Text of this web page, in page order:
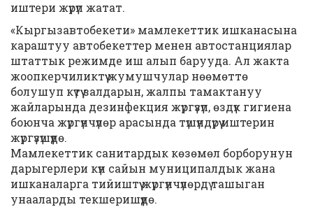
иштери жүрүп жатат.
«Кыргызавтобекети» мамлекеттик ишканасына
караштуу автобекеттер менен автостанциялар
штаттык режимде иш алып барууда. Ал жакта
жоопкерчиликтүү жумушчулар нөөмөттө
болушуп күтүү залдарын, жалпы тамактануу
жайларында дезинфекция жүргүзүп, өздүк гигиена
боюнча жүргүнчүлөр арасында түшүндүрүү иштерин
жүргүзүшүүдө.
Мамлекеттик санитардык көзөмөл борборунун
дарыгерлери күн сайын муниципалдык жана
ишканаларга тийиштүү жүргүнчүлөрдү ташыган
унааларды текшеришүүдө.